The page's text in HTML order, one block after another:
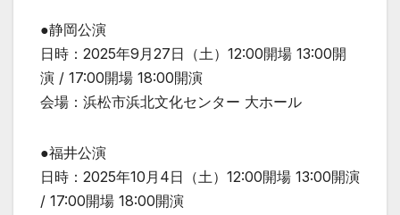
●静岡公演
日時：2025年9月27日（土）12:00開場 13:00開
演 / 17:00開場 18:00開演
会場：浜松市浜北文化センター 大ホール
●福井公演
日時：2025年10月4日（土）12:00開場 13:00開演
/ 17:00開場 18:00開演